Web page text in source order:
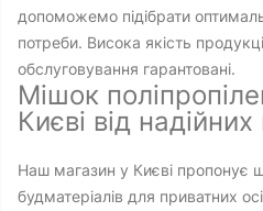
допоможемо підібрати
потреби. Висока якість
обслуговування гарантовані.
Мішок
Києві від
Наш магазин у Києві пропонує
будматеріалів для приватних